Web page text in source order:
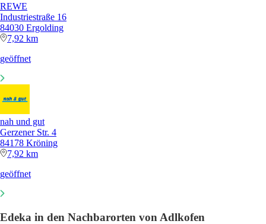
REWE
Industriestraße 16
84030 Ergolding
7,92 km
geöffnet
nah und gut
Gerzener Str. 4
84178 Kröning
7,92 km
geöffnet
Edeka in den Nachbarorten von Adlkofen